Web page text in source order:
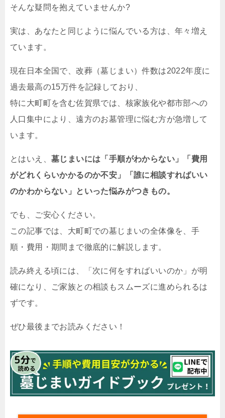
そんな疑問を抱えていませんか?
実は、あなたと同じように悩んでいる方は、年々増え
ています。
現在日本全国で、改葬（墓じまい）件数は2022年度に
過去最高の15万件を記録しており、
特に大町町を含む佐賀県では、核家族化や都市部への
人口集中により、遠方のお墓管理に悩む方が急増して
います。
とはいえ、 墓じまいには「手順がわからない」「費用
がどれくらいかかるのか不安」「誰に相談すればいい
のかわからない」といった悩みがつきもの。
でも、ご安心ください。
この記事では、大町町での墓じまいの全体像を、手
順・費用・期間まで徹底的に解説します。
読み終える頃には、「次に何をすればいいのか」が明
確になり、ご家族との相談もスムーズに進められるは
ずです。
ぜひ最後までお読みください！